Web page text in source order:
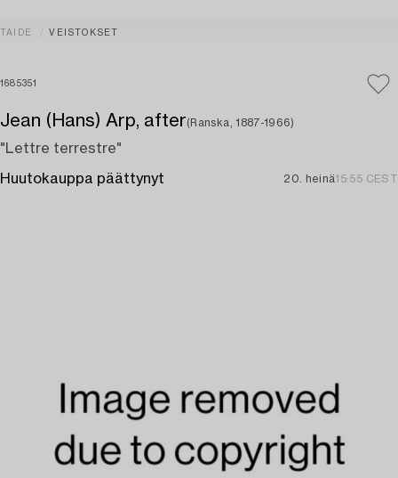
TAIDE VEISTOKSET
1685351
Jean (Hans) Arp, after(Ranska, 1887-1966)
"Lettre terrestre"
Huutokauppa päättynyt 20. heinä15:55 CEST